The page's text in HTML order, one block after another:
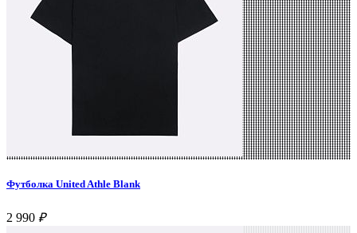
Футболка United Athle Blank
2 990 ₽